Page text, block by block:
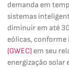
demanda em
sistemas
diminuir em até
eólicas, conforme
(GWEC) em seu
energização solar